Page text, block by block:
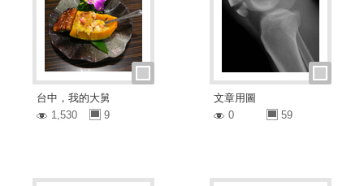
台中，我的大舅
1,530
9
文章用圖
0
59